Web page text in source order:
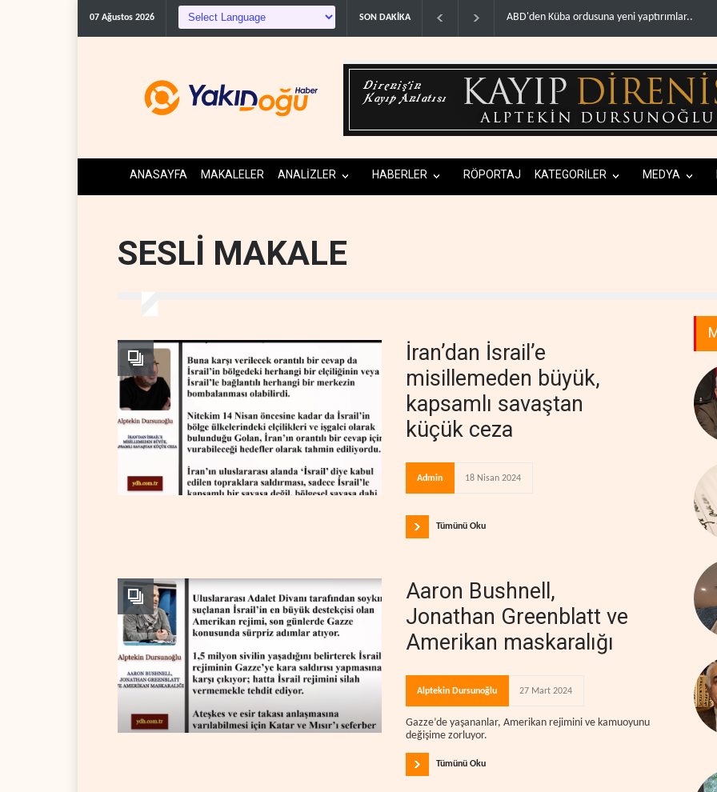
07 Ağustos 2026 SON DAKİKA
ABD'den Küba ordusuna yeni yaptırımlar.. Fars ajansı: İran ve Umman Hürmüz Boğazı
ANASAYFA MAKALELER ANALİZLER HABERLER RÖPORTAJ KATEGORİLER MEDYA
SESLİ MAKALE
İran’dan İsrail’e
misillemeden büyük,
kapsamlı savaştan
küçük ceza
Admin 18 Nisan 2024
Tümünü Oku
Aaron Bushnell,
Jonathan Greenblatt ve
Amerikan maskaralığı
Alptekin Dursunoğlu 27 Mart 2024
Gazze’de yaşananlar, Amerikan rejimini ve kamuoyunu
değişime zorluyor.
Tümünü Oku